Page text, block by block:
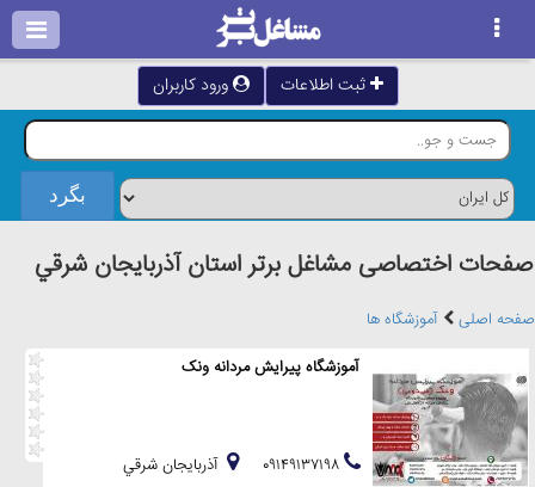
ثبت اطلاعات ورود کاربران
صفحات اختصاصی مشاغل برتر استان آذربايجان شرقي
صفحه اصلی
آموزشگاه ها
آموزشگاه پیرایش مردانه ونک
آذربايجان شرقي